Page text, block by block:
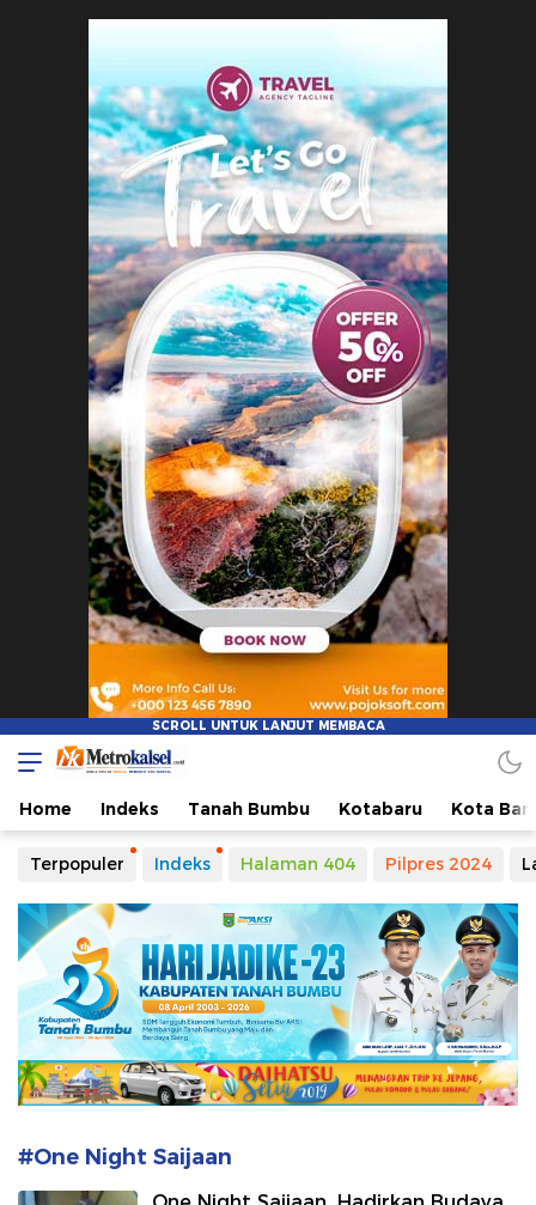
Metro Kalsel
Media Online Terkini, Faktual dan Mendidik
Home Indeks Tanah Bumbu Kotabaru Kota
Terpopuler Indeks Halaman 404 Pilpres 2024
#One Night Saijaan